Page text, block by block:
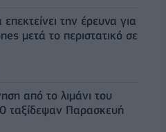
την έρευνα για
μετά το περιστατικό σε
από το λιμάνι του
ταξίδεψαν Παρασκευή